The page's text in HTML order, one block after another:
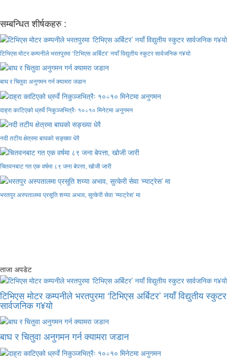
सम्बन्धित शीर्षकहरु :
टिभिएस मोटर कम्पनीले भरतपुरमा ‘टिभिएस अर्बिटर’ नयाँ विद्युतीय स्कुटर सार्वजनिक ग¥यो
बाघ र चितुवा अनुगमन गर्न क्यामरा जडान
दाह्रा काटिएको ध्रुर्वे निकुञ्जभित्रैः १०÷१० मिनेटमा अनुगमन
नदी तटीय क्षेत्रमा बाघको सङ्ख्या धेरै
चितवनबाट गत एक वर्षमा ८९ जना बेपत्ता, खोजी जारी
भरतपुर अस्पतालमा प्रसूति शय्या अभाव, सुत्केरी सेवा ‘म्याट्रेस’ मा
ताजा अपडेट
टिभिएस मोटर कम्पनीले भरतपुरमा ‘टिभिएस अर्बिटर’ नयाँ विद्युतीय स्कुटर
सार्वजनिक ग¥यो
बाघ र चितुवा अनुगमन गर्न क्यामरा जडान